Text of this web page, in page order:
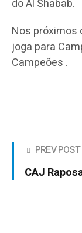
do Al Shabab.
Nos próximos
joga para
Campeões .
PREV POST
CAJ